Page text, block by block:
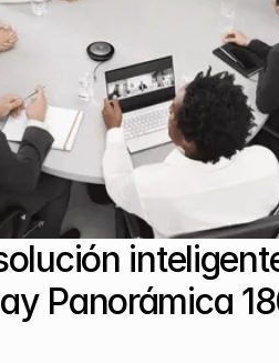
Panorámica